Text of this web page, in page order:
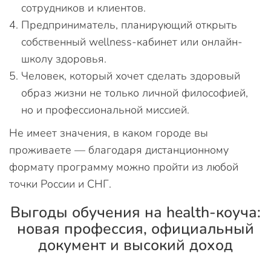
сотрудников и клиентов.
Предприниматель, планирующий открыть
собственный wellness-кабинет или онлайн-
школу здоровья.
Человек, который хочет сделать здоровый
образ жизни не только личной философией,
но и профессиональной миссией.
Не имеет значения, в каком городе вы
проживаете — благодаря дистанционному
формату программу можно пройти из любой
точки России и СНГ.
Выгоды обучения на health-коуча:
новая профессия, официальный
документ и высокий доход